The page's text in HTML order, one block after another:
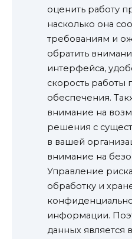
оценить работу
насколько она
требованиям и
обратить
интерфейса,
скорость работы
обеспечения.
внимание на
решения с
в вашей
внимание на
Управление
обработку и
информации.
данных